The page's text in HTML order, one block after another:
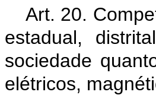
Art. 20.
estadual,
sociedade
elétricos,